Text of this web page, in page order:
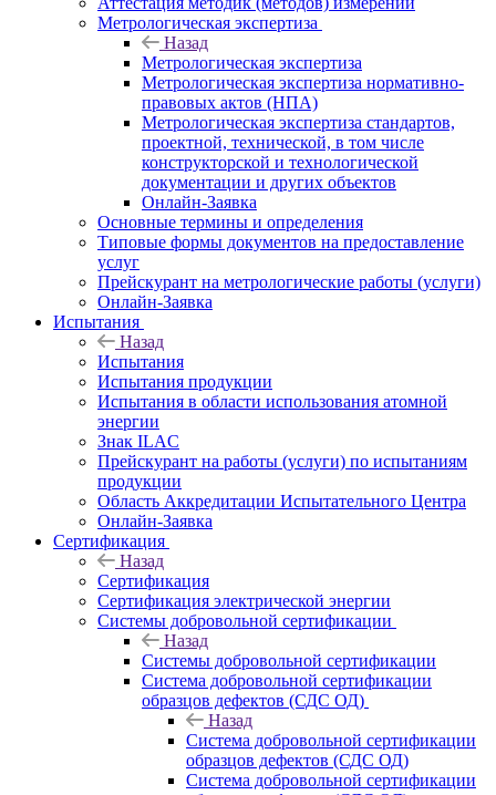
Метрологическая экспертиза
Назад
Метрологическая экспертиза
Метрологическая экспертиза нормативно-
правовых актов (НПА)
Метрологическая экспертиза стандартов,
проектной, технической, в том числе
конструкторской и технологической
документации и других объектов
Онлайн-Заявка
Основные термины и определения
Типовые формы документов на предоставление
услуг
Прейскурант на метрологические работы (услуги)
Онлайн-Заявка
Испытания
Назад
Испытания
Испытания продукции
Испытания в области использования атомной
энергии
Знак ILAC
Прейскурант на работы (услуги) по испытаниям
продукции
Область Аккредитации Испытательного Центра
Онлайн-Заявка
Сертификация
Назад
Сертификация
Сертификация электрической энергии
Системы добровольной сертификации
Назад
Системы добровольной сертификации
Система добровольной сертификации
образцов дефектов (СДС ОД)
Назад
Система добровольной сертификации
образцов дефектов (СДС ОД)
Система добровольной сертификации